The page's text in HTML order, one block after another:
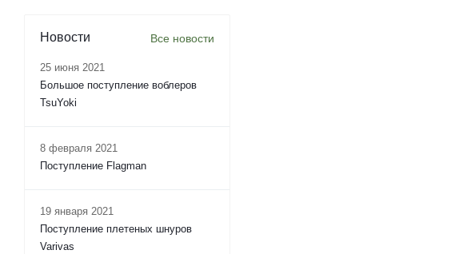
Новости Все новости
25 июня 2021
Большое поступление воблеров
TsuYoki
8 февраля 2021
Поступление Flagman
19 января 2021
Поступление плетеных шнуров
Varivas